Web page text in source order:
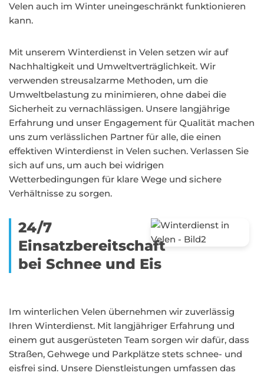
Velen auch im Winter uneingeschränkt funktionieren
kann.
Mit unserem Winterdienst in Velen setzen wir auf
Nachhaltigkeit und Umweltverträglichkeit. Wir
verwenden streusalzarme Methoden, um die
Umweltbelastung zu minimieren, ohne dabei die
Sicherheit zu vernachlässigen. Unsere langjährige
Erfahrung und unser Engagement für Qualität machen
uns zum verlässlichen Partner für alle, die einen
effektiven Winterdienst in Velen suchen. Verlassen Sie
sich auf uns, um auch bei widrigen
Wetterbedingungen für klare Wege und sichere
Verhältnisse zu sorgen.
24/7
Einsatzbereitschaft
bei Schnee und Eis
Im winterlichen Velen übernehmen wir zuverlässig
Ihren Winterdienst. Mit langjähriger Erfahrung und
einem gut ausgerüsteten Team sorgen wir dafür, dass
Straßen, Gehwege und Parkplätze stets schnee- und
eisfrei sind. Unsere Dienstleistungen umfassen das